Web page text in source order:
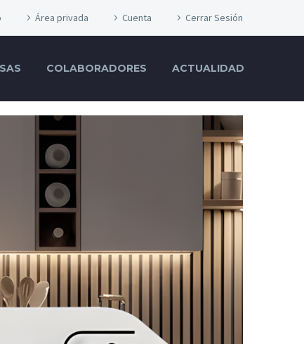
Área privada Cuenta Cerrar Sesión
COLABORADORES ACTUALIDAD